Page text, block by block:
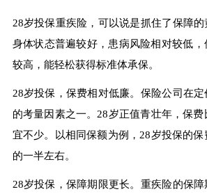
28岁投保重疾险，可以说是抓住了保障
身体状态普遍较好，患病风险相对较低
较高，能轻松获得标准体承保。
28岁投保，保费相对低廉。保险公司在
的考量因素之一。28岁正值青壮年，保
宜不少。以相同保额为例，28岁投保的
的一半左右。
28岁投保，保障期限更长。重疾险的保